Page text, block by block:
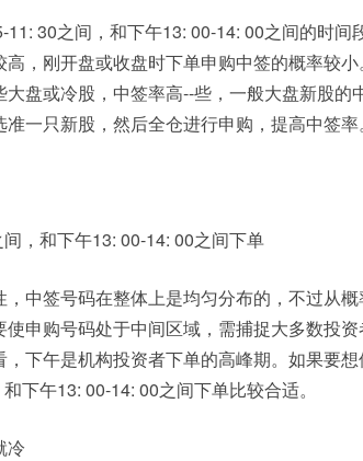
11: 30之间，和下午13: 00-14: 00之间的时间
，刚开盘或收盘时下单申购中签的概率较小
盘或冷股，中签率高--些，一般大盘新股的
一只新股，然后全仓进行申购，提高中签率。
，和下午13: 00-14: 00之间下单
中签号码在整体上是均匀分布的，不过从
申购号码处于中间区域，需捕捉大多数投
下午是机构投资者下单的高峰期。如果要想
下午13: 00-14: 00之间下单比较合适。
冷